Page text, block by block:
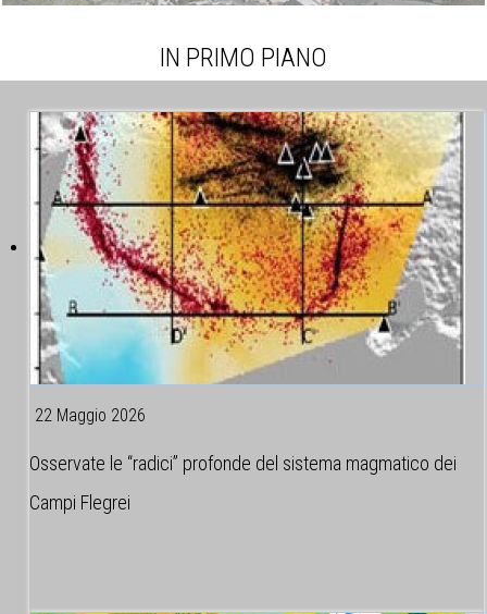
IN PRIMO PIANO
22 Maggio 2026
Osservate le “radici” profonde del sistema magmatico dei
Campi Flegrei